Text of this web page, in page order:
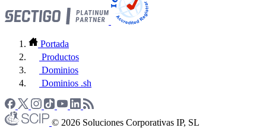
Portada
Productos
Dominios
Dominios .sh
© 2026 Soluciones Corporativas IP, SL